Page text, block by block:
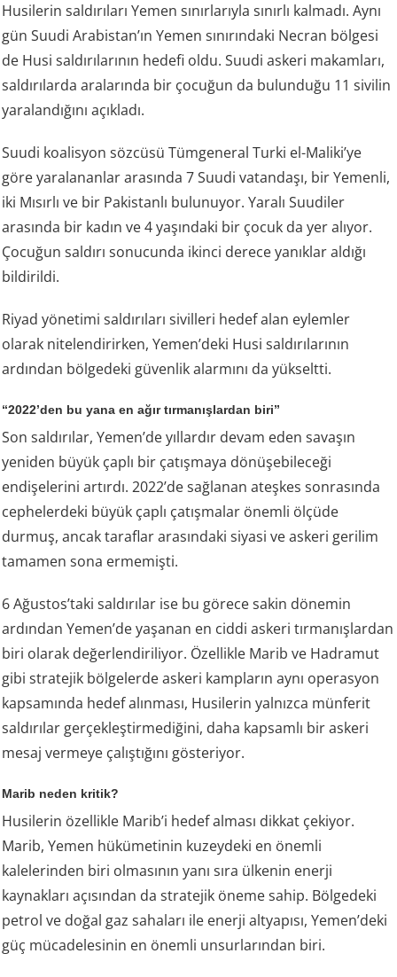
Husilerin saldırıları Yemen sınırlarıyla sınırlı kalmadı. Aynı
gün Suudi Arabistan’ın Yemen sınırındaki Necran bölgesi
de Husi saldırılarının hedefi oldu. Suudi askeri makamları,
saldırılarda aralarında bir çocuğun da bulunduğu 11 sivilin
yaralandığını açıkladı.
Suudi koalisyon sözcüsü Tümgeneral Turki el-Maliki’ye
göre yaralananlar arasında 7 Suudi vatandaşı, bir Yemenli,
iki Mısırlı ve bir Pakistanlı bulunuyor. Yaralı Suudiler
arasında bir kadın ve 4 yaşındaki bir çocuk da yer alıyor.
Çocuğun saldırı sonucunda ikinci derece yanıklar aldığı
bildirildi.
Riyad yönetimi saldırıları sivilleri hedef alan eylemler
olarak nitelendirirken, Yemen’deki Husi saldırılarının
ardından bölgedeki güvenlik alarmını da yükseltti.
“2022’den bu yana en ağır tırmanışlardan biri”
Son saldırılar, Yemen’de yıllardır devam eden savaşın
yeniden büyük çaplı bir çatışmaya dönüşebileceği
endişelerini artırdı. 2022’de sağlanan ateşkes sonrasında
cephelerdeki büyük çaplı çatışmalar önemli ölçüde
durmuş, ancak taraflar arasındaki siyasi ve askeri gerilim
tamamen sona ermemişti.
6 Ağustos’taki saldırılar ise bu görece sakin dönemin
ardından Yemen’de yaşanan en ciddi askeri tırmanışlardan
biri olarak değerlendiriliyor. Özellikle Marib ve Hadramut
gibi stratejik bölgelerde askeri kampların aynı operasyon
kapsamında hedef alınması, Husilerin yalnızca münferit
saldırılar gerçekleştirmediğini, daha kapsamlı bir askeri
mesaj vermeye çalıştığını gösteriyor.
Marib neden kritik?
Husilerin özellikle Marib’i hedef alması dikkat çekiyor.
Marib, Yemen hükümetinin kuzeydeki en önemli
kalelerinden biri olmasının yanı sıra ülkenin enerji
kaynakları açısından da stratejik öneme sahip. Bölgedeki
petrol ve doğal gaz sahaları ile enerji altyapısı, Yemen’deki
güç mücadelesinin en önemli unsurlarından biri.